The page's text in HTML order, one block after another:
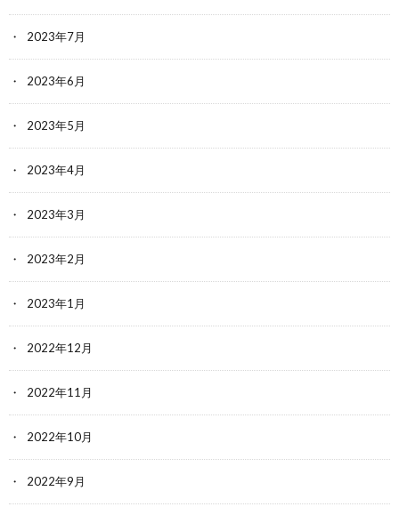
2023年7月
2023年6月
2023年5月
2023年4月
2023年3月
2023年2月
2023年1月
2022年12月
2022年11月
2022年10月
2022年9月